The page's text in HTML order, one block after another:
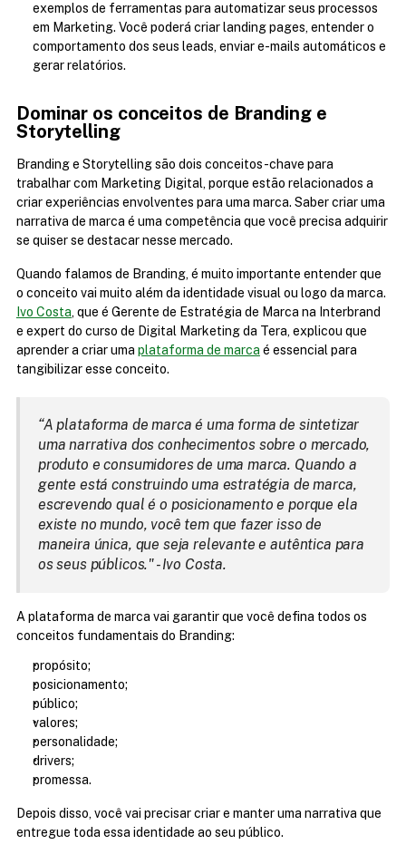
exemplos de ferramentas para automatizar seus processos
em Marketing. Você poderá criar landing pages, entender o
comportamento dos seus leads, enviar e-mails automáticos e
gerar relatórios.
Dominar os conceitos de Branding e
Storytelling
Branding e Storytelling são dois conceitos-chave para
trabalhar com Marketing Digital, porque estão relacionados a
criar experiências envolventes para uma marca. Saber criar uma
narrativa de marca é uma competência que você precisa adquirir
se quiser se destacar nesse mercado.
Quando falamos de Branding, é muito importante entender que
Ivo Costa, que é Gerente de Estratégia de Marca na Interbrand
e expert do curso de Digital Marketing da Tera, explicou que
aprender a criar uma plataforma de marca é essencial para
tangibilizar esse conceito.
“A plataforma de marca é uma forma de sintetizar
uma narrativa dos conhecimentos sobre o mercado,
produto e consumidores de uma marca. Quando a
gente está construindo uma estratégia de marca,
escrevendo qual é o posicionamento e porque ela
existe no mundo, você tem que fazer isso de
maneira única, que seja relevante e autêntica para
os seus públicos." - Ivo Costa.
A plataforma de marca vai garantir que você defina todos os
conceitos fundamentais do Branding:
propósito;
posicionamento;
público;
valores;
personalidade;
drivers;
promessa.
Depois disso, você vai precisar criar e manter uma narrativa que
entregue toda essa identidade ao seu público.